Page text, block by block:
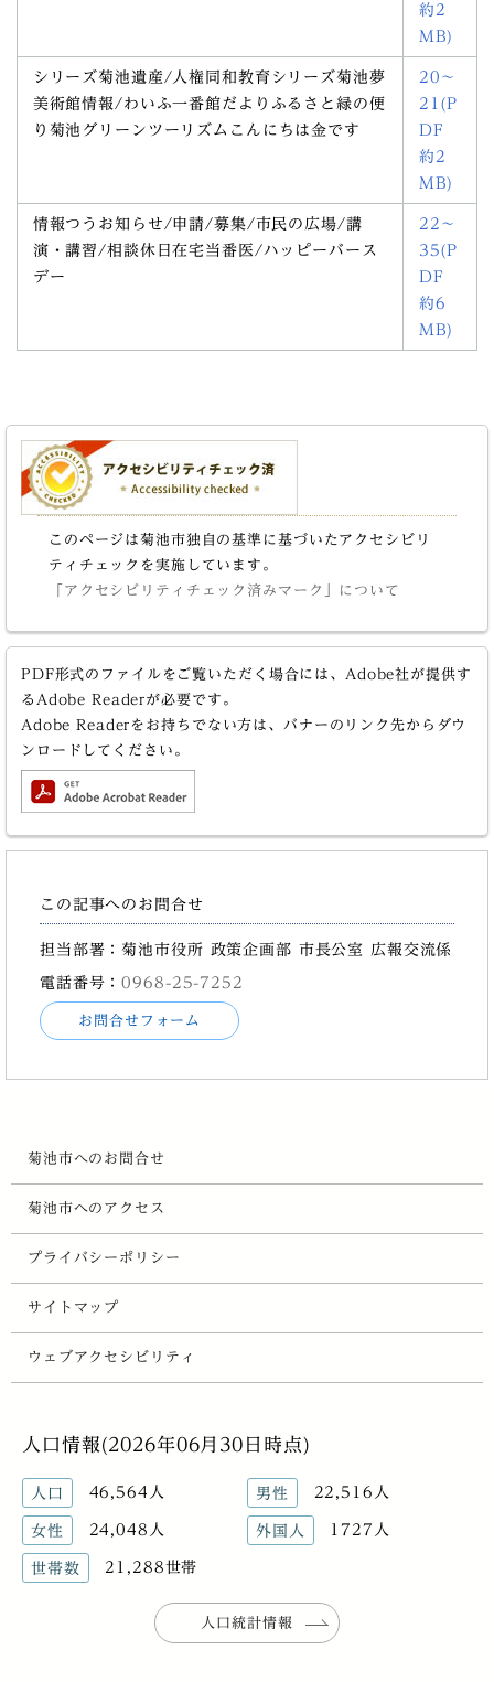
約2
MB)
シリーズ菊池遺産/人権同和教育シリーズ菊池夢
美術館情報/わいふ一番館だよりふるさと緑の便
り菊池グリーンツーリズムこんにちは金です
20～
21(P
DF
約2
MB)
情報つうお知らせ/申請/募集/市民の広場/講
演・講習/相談休日在宅当番医/ハッピーバース
デー
22～
35(P
DF
約6
MB)
このページは菊池市独自の基準に基づいたアクセシビリ
ティチェックを実施しています。
「アクセシビリティチェック済みマーク」について
PDF形式のファイルをご覧いただく場合には、Adobe社が提供す
るAdobe Readerが必要です。
Adobe Readerをお持ちでない方は、バナーのリンク先からダウ
ンロードしてください。
この記事へのお問合せ
担当部署：菊池市役所 政策企画部 市長公室 広報交流係
電話番号：0968-25-7252
お問合せフォーム
菊池市へのお問合せ
菊池市へのアクセス
プライバシーポリシー
サイトマップ
ウェブアクセシビリティ
人口情報(2026年06月30日時点)
人口 46,564人 男性 22,516人
女性 24,048人 外国人 1727人
世帯数 21,288世帯
人口統計情報